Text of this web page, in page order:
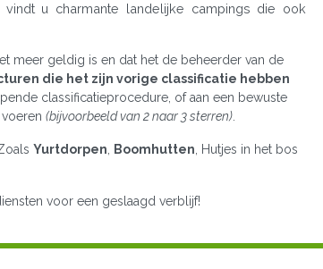
u charmante landelijke campings die ook
meer geldig is en dat het de beheerder van de
die het zijn vorige classificatie hebben
classificatieprocedure, of aan een bewuste
(bijvoorbeeld van 2 naar 3 sterren)
Yurtdorpen Boomhutten , Hutjes in het bos
voor een geslaagd verblijf!